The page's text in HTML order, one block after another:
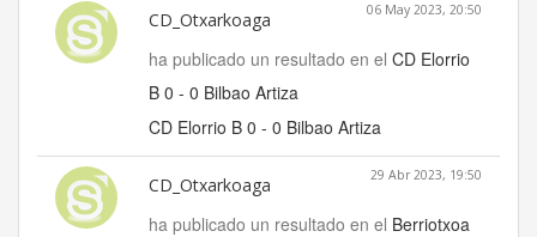
CD_Otxarkoaga 06 May 2023, 20:50
ha publicado un resultado en el CD Elorrio
B 0 - 0 Bilbao Artiza
CD Elorrio B 0 - 0 Bilbao Artiza
CD_Otxarkoaga 29 Abr 2023, 19:50
ha publicado un resultado en el Berriotxoa